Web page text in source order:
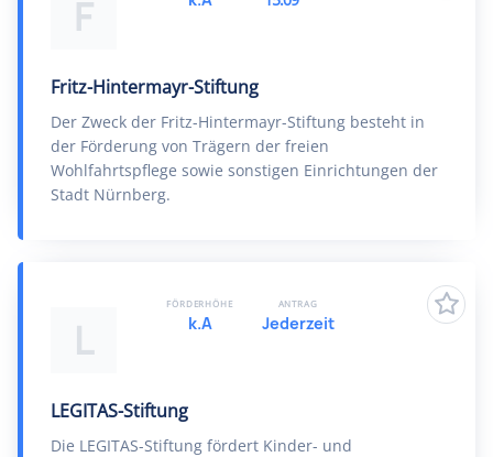
F
Fritz-Hintermayr-Stiftung
Der Zweck der Fritz-Hintermayr-Stiftung besteht in
der Förderung von Trägern der freien
Wohlfahrtspflege sowie sonstigen Einrichtungen der
Stadt Nürnberg.
L
LEGITAS-Stiftung
Die LEGITAS-Stiftung fördert Kinder- und
FÖRDERHÖHE
k.A
ANTRAG
Jederzeit